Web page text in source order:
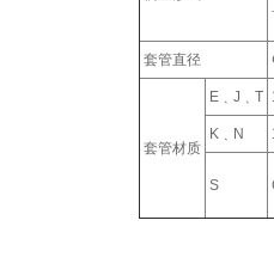
套管直径
套管材质
E﹑J﹑T
K﹑N
S